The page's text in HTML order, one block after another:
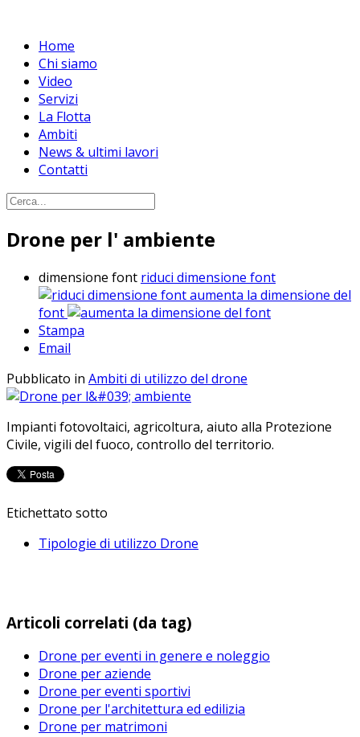
Home
Chi siamo
Video
Servizi
La Flotta
Ambiti
News & ultimi lavori
Contatti
Drone per l' ambiente
dimensione font riduci dimensione font
aumenta la dimensione del
font
Stampa
Email
Pubblicato in Ambiti di utilizzo del drone
Impianti fotovoltaici, agricoltura, aiuto alla Protezione
Civile, vigili del fuoco, controllo del territorio.
Etichettato sotto
Tipologie di utilizzo Drone
Articoli correlati (da tag)
Drone per eventi in genere e noleggio
Drone per aziende
Drone per eventi sportivi
Drone per l'architettura ed edilizia
Drone per matrimoni